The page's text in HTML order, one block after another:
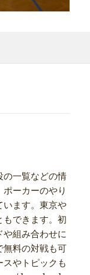
の一覧などの情
ーカーのやり
います。東京や
できます。初
組み合わせに
無料の対戦も可
やトピックも